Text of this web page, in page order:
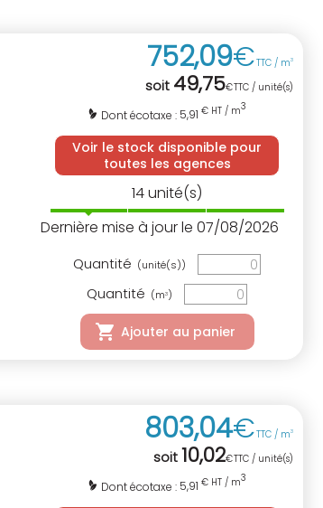
752,09€TTC / m3
soit 49,75€TTC / unité(s)
Dont écotaxe : 5,91 € HT / m3
Voir le stock disponible pour
toutes les agences
14unité(s)
Dernière mise à jour le 07/08/2026
Quantité (unité(s))
Quantité (m3)
Ajouter au panier
803,04€TTC / m3
soit10,02€TTC / unité(s)
Dont écotaxe : 5,91 € HT / m3